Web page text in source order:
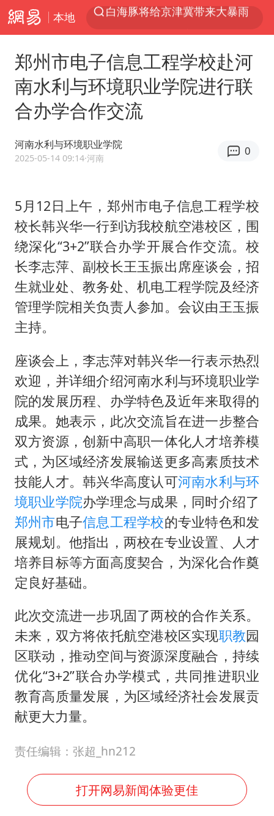
本地
《披荆斩棘2026》阵容官宣
中国第1高楼阻尼器摆动明显
国足U17与阿森纳决赛取消 并列冠军
上门女婿出轨女邻居多年被判重婚罪
2025年小学教师减少13.19万
女子发现前夫婚内与第三者育子
以军士兵把枪口对准中国记者
笔试第一被劝弃考涉事副校长被撤职
挡“张雪机车”民进党当局怕什么
灌溉水坝被隔成鱼塘 村民投诉20余年
奋力开创中国式现代化建设新局面
郑州市电子信息工程学校赴河
南水利与环境职业学院进行联
合办学合作交流
河南水利与环境职业学院
2025-05-14 09:14·河南
0
5月12日上午，郑州市电子信息工程学校
校长韩兴华一行到访我校航空港校区，围
绕深化“3+2”联合办学开展合作交流。校
长李志萍、副校长王玉振出席座谈会，招
生就业处、教务处、机电工程学院及经济
管理学院相关负责人参加。会议由王玉振
主持。
座谈会上，李志萍对韩兴华一行表示热烈
欢迎，并详细介绍河南水利与环境职业学
院的发展历程、办学特色及近年来取得的
成果。她表示，此次交流旨在进一步整合
双方资源，创新中高职一体化人才培养模
式，为区域经济发展输送更多高素质技术
技能人才。韩兴华高度认可河南水利与环
境职业学院办学理念与成果，同时介绍了
郑州市电子信息工程学校的专业特色和发
展规划。他指出，两校在专业设置、人才
培养目标等方面高度契合，为深化合作奠
定良好基础。
此次交流进一步巩固了两校的合作关系。
未来，双方将依托航空港校区实现职教园
区联动，推动空间与资源深度融合，持续
优化“3+2”联合办学模式，共同推进职业
教育高质量发展，为区域经济社会发展贡
献更大力量。
责任编辑：张超_hn212
打开网易新闻体验更佳